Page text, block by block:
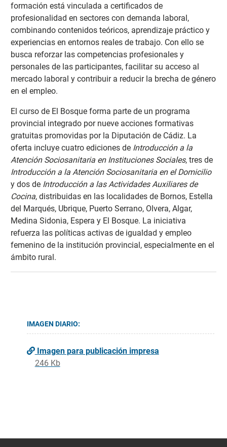
formación está vinculada a certificados de
profesionalidad en sectores con demanda laboral,
combinando contenidos teóricos, aprendizaje práctico y
experiencias en entornos reales de trabajo. Con ello se
busca reforzar las competencias profesionales y
personales de las participantes, facilitar su acceso al
mercado laboral y contribuir a reducir la brecha de género
en el empleo.
El curso de El Bosque forma parte de un programa
provincial integrado por nueve acciones formativas
gratuitas promovidas por la Diputación de Cádiz. La
oferta incluye cuatro ediciones de Introducción a la
Atención Sociosanitaria en Instituciones Sociales, tres de
Introducción a la Atención Sociosanitaria en el Domicilio
y dos de Introducción a las Actividades Auxiliares de
Cocina, distribuidas en las localidades de Bornos, Estella
del Marqués, Ubrique, Puerto Serrano, Olvera, Algar,
Medina Sidonia, Espera y El Bosque. La iniciativa
refuerza las políticas activas de igualdad y empleo
femenino de la institución provincial, especialmente en el
ámbito rural.
IMAGEN DIARIO:
Imagen para publicación impresa
246 Kb